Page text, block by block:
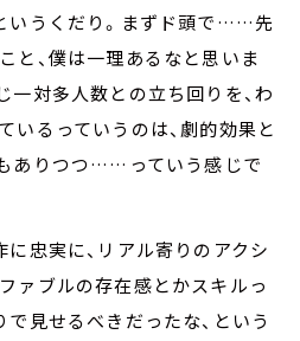
いうくだり。まずド頭で……先
と、僕は一理あるなと思いま
一対多人数との立ち回りを、わ
いるっていうのは、劇的効果と
ありつつ……っていう感じで
忠実に、リアル寄りのアクシ
ァブルの存在感とかスキルっ
見せるべきだったな、という